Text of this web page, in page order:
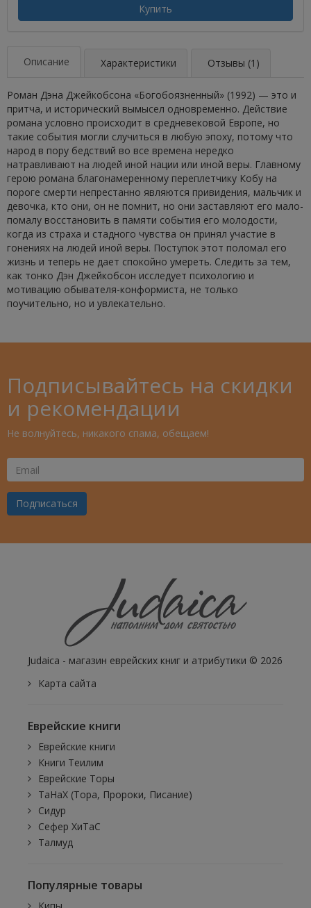
Купить
Описание Характеристики Отзывы (1)
Роман Дэна Джейкобсона «Богобоязненный» (1992) — это и
притча, и исторический вымысел одновременно. Действие
романа условно происходит в средневековой Европе, но
такие события могли случиться в любую эпоху, потому что
народ в пору бедствий во все времена нередко
натравливают на людей иной нации или иной веры. Главному
герою романа благонамеренному переплетчику Кобу на
пороге смерти непрестанно являются привидения, мальчик и
девочка, кто они, он не помнит, но они заставляют его мало-
помалу восстановить в памяти события его молодости,
когда из страха и стадного чувства он принял участие в
гонениях на людей иной веры. Поступок этот поломал его
жизнь и теперь не дает спокойно умереть. Следить за тем,
как тонко Дэн Джейкобсон исследует психологию и
мотивацию обывателя-конформиста, не только
поучительно, но и увлекательно.
Подписывайтесь на скидки
и рекомендации
Не волнуйтесь, никакого спама, обещаем!
Ваш
Email
Подписаться
Judaica - магазин еврейских книг и атрибутики © 2026
Карта сайта
Еврейские книги
Еврейские книги
Книги Теилим
Еврейские Торы
ТаНаХ (Тора, Пророки, Писание)
Сидур
Сефер ХиТаС
Талмуд
Популярные товары